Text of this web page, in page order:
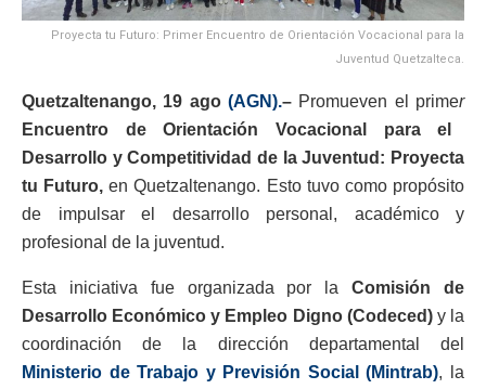
Proyecta tu Futuro: Primer Encuentro de Orientación Vocacional para la
Juventud Quetzalteca.
Quetzaltenango, 19 ago (AGN).– Promueven el primer
Encuentro de Orientación Vocacional para el
Desarrollo y Competitividad de la Juventud: Proyecta
tu Futuro,en Quetzaltenango. Esto tuvo como propósito
de impulsar el desarrollo personal, académico y
profesional de la juventud.
Esta iniciativa fue organizada por la Comisión de
Desarrollo Económico y Empleo Digno (Codeced)y la
coordinación de la dirección departamental del
Ministerio de Trabajo y Previsión Social (Mintrab), la